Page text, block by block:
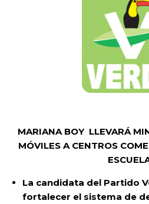
MARIANA BOY LLEVARÁ
MÓVILES A CENTROS
La candidata del Partido
fortalecer el sistema de